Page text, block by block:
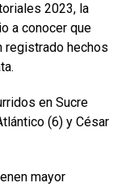
2023, la
a conocer que
registrado hechos
en Sucre
(6) y César
mayor